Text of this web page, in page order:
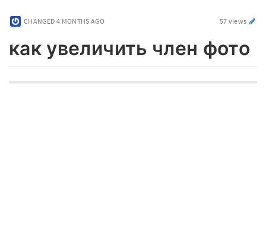
CHANGED 4 MONTHS AGO 57 views
как увеличить член фото